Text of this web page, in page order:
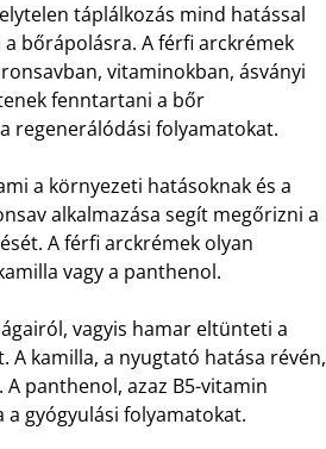
táplálkozás mind hatással
bőrápolásra. A férfi arckrémek
vitaminokban, ásványi
fenntartani a bőr
regenerálódási folyamatokat.
a környezeti hatásoknak és a
alkalmazása segít megőrizni a
A férfi arckrémek olyan
vagy a panthenol.
vagyis hamar eltünteti a
kamilla, a nyugtató hatása révén,
panthenol, azaz B5-vitamin
gyógyulási folyamatokat.